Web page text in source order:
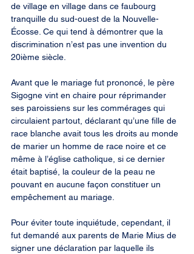
de village en village dans ce faubourg
tranquille du sud-ouest de la Nouvelle-
Écosse. Ce qui tend à démontrer que la
discrimination n’est pas une invention du
20ième siècle.
Avant que le mariage fut prononcé, le père
Sigogne vint en chaire pour réprimander
ses paroissiens sur les commérages qui
circulaient partout, déclarant qu’une fille de
race blanche avait tous les droits au monde
de marier un homme de race noire et ce
même à l’église catholique, si ce dernier
était baptisé, la couleur de la peau ne
pouvant en aucune façon constituer un
empêchement au mariage.
Pour éviter toute inquiétude, cependant, il
fut demandé aux parents de Marie Mius de
signer une déclaration par laquelle ils